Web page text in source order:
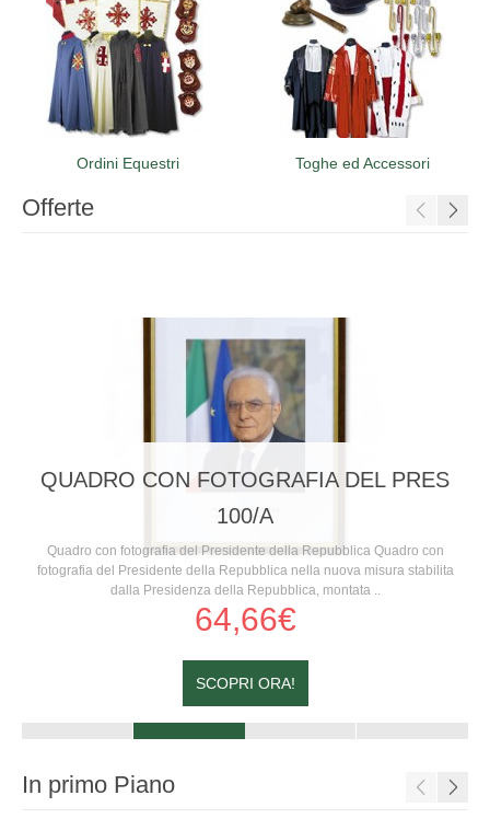
Ordini Equestri Toghe ed Accessori
Offerte
QUADRO CON FOTOGRAFIA DEL PRES
100/A
Quadro con fotografia del Presidente della Repubblica Quadro con
fotografia del Presidente della Repubblica nella nuova misura stabilita
dalla Presidenza della Repubblica, montata ..
64,66€
SCOPRI ORA!
In primo Piano